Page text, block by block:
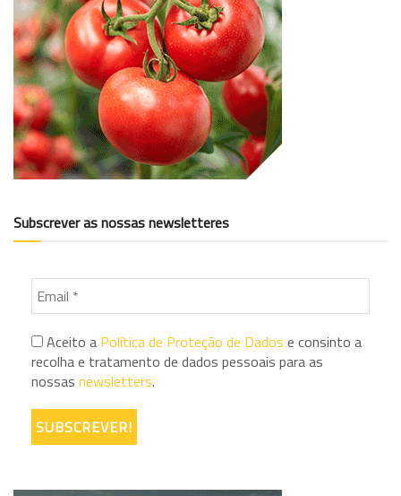
Subscrever as nossas newsletteres
Aceito a Política de Proteção de Dados e consinto a
recolha e tratamento de dados pessoais para as
nossas newsletters.